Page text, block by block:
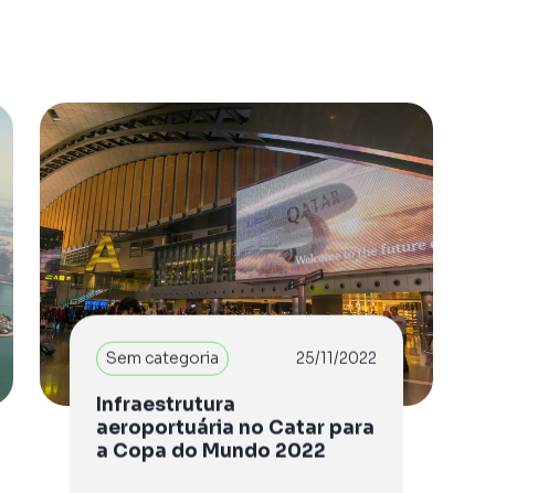
Sem categoria 25/11/2022
Infraestrutura
aeroportuária no Catar para
a Copa do Mundo 2022